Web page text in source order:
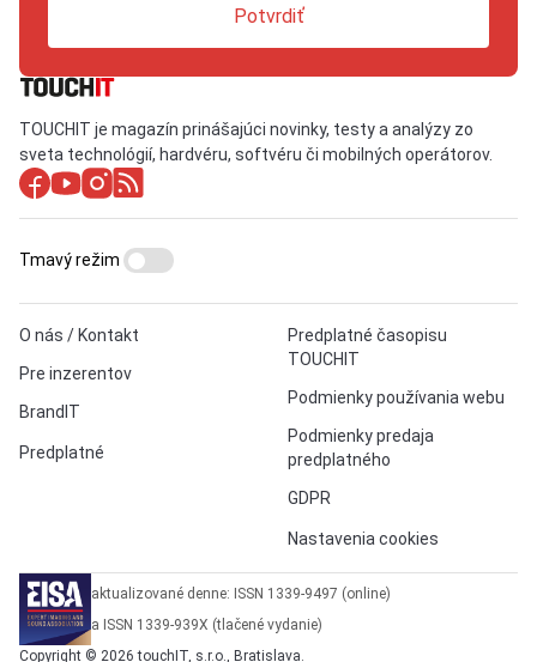
Potvrdiť
TOUCHIT je magazín prinášajúci novinky, testy a analýzy zo
sveta technológií, hardvéru, softvéru či mobilných operátorov.
O nás / Kontakt
Pre inzerentov
BrandIT
Predplatné
Predplatné časopisu
TOUCHIT
Podmienky používania webu
Podmienky predaja
predplatného
GDPR
Nastavenia cookies
Tmavý režim
aktualizované denne: ISSN 1339-9497 (online)
a ISSN 1339-939X (tlačené vydanie)
Copyright © 2026 touchIT, s.r.o., Bratislava.